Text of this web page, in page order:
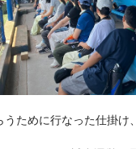
ために行なった仕掛け